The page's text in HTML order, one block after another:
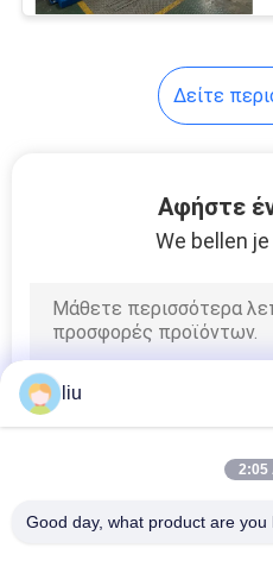
Δείτε
Αφήστε
We bellen
liu
2:05
Good day, what product are you